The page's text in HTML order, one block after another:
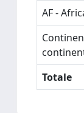
AF -
Totale